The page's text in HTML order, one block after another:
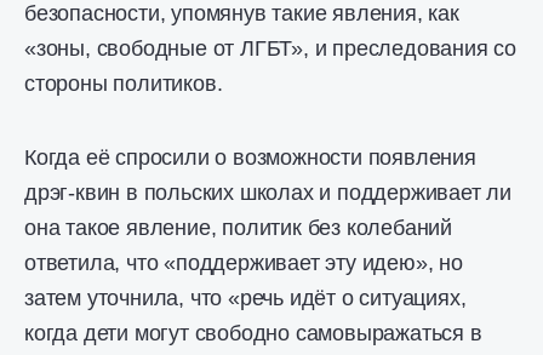
безопасности, упомянув такие явления, как
«зоны, свободные от ЛГБТ», и преследования со
стороны политиков.
Когда её спросили о возможности появления
дрэг-квин в польских школах и поддерживает ли
она такое явление, политик без колебаний
ответила, что «поддерживает эту идею», но
затем уточнила, что «речь идёт о ситуациях,
когда дети могут свободно самовыражаться в